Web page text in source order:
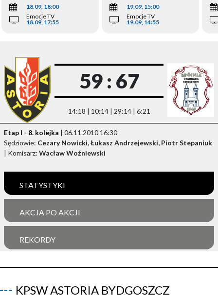
18.09, 18:00
Emocje TV
18.09, 17:55
19.09, 15:00
Emocje TV
19.09, 14:55
59 : 67
14:18 | 10:14 | 29:14 | 6:21
Etap I - 8. kolejka | 06.11.2010 16:30
Sędziowie: Cezary Nowicki, Łukasz Andrzejewski, Piotr Stepaniuk
| Komisarz: Wacław Woźniewski
STATYSTYKI
AKCJA PO AKCJI
REKORDY
KPSW ASTORIA BYDGOSZCZ